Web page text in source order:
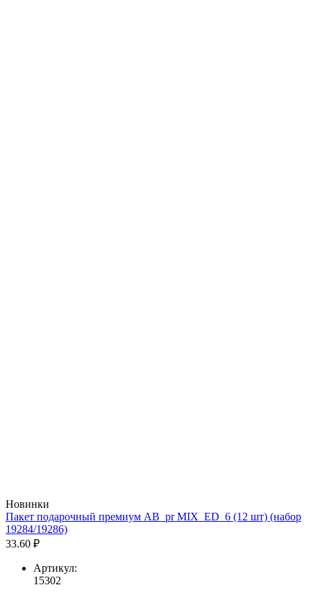
Новинки
Пакет подарочный премиум AB_pr MIX_ED_6 (12 шт) (набор
19284/19286)
33.60 ₽
Артикул:
15302